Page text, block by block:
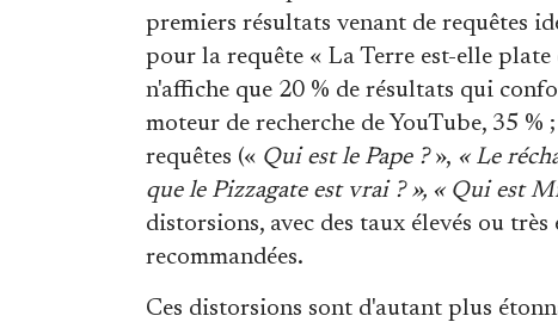
premiers résultats venant de requêtes
pour la requête « La Terre est-elle
n'affiche que 20 % de résultats qui
moteur de recherche de YouTube, 35
requêtes (« Qui est le Pape ? », « Le
que le Pizzagate est vrai ? », « Qui est
distorsions, avec des taux élevés ou
recommandées.
Ces distorsions sont d'autant plus